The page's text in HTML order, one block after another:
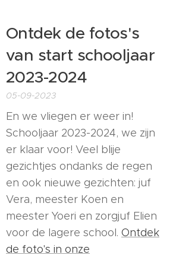
Ontdek de fotos's
van start schooljaar
2023-2024
05-09-2023
En we vliegen er weer in!
Schooljaar 2023-2024, we zijn
er klaar voor! Veel blije
gezichtjes ondanks de regen
en ook nieuwe gezichten: juf
Vera, meester Koen en
meester Yoeri en zorgjuf Elien
voor de lagere school. Ontdek
de foto's in onze